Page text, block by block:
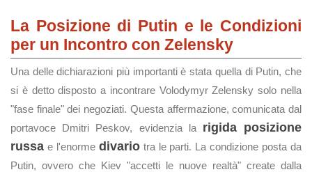
La Posizione di Putin e le Condizioni
per un Incontro con Zelensky
Una delle dichiarazioni più importanti è stata quella di Putin, che
si è detto disposto a incontrare Volodymyr Zelensky solo nella
"fase finale" dei negoziati. Questa affermazione, comunicata dal
portavoce Dmitri Peskov, evidenzia la rigida posizione
russa e l'enorme divariotra le parti. La condizione posta da
Putin, ovvero che Kiev "accetti le nuove realtà" create dalla